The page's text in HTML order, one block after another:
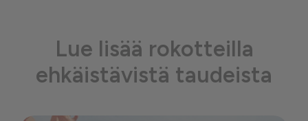
Lue lisää rokotteilla
ehkäistävistä taudeista